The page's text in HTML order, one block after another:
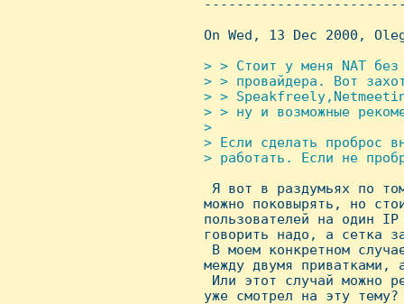
On Wed, 13 Dec 2000,
> > Стоит у меня NAT без
> > провайдера. Вот
> >
> > ну и возможные
>
> Если сделать проброс
> работать. Если не
Я вот в раздумьях по
можно поковырять, но
пользователей на один
говорить надо, а сетка
В моем конкретном
между двумя приватками,
Или этот случай можно
уже смотрел на эту тему?